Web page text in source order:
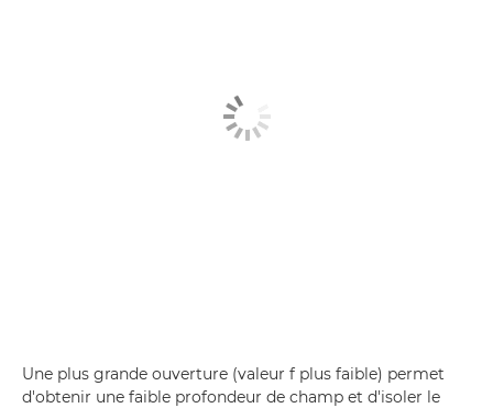
Une plus grande ouverture (valeur f plus faible) permet
d'obtenir une faible profondeur de champ et d'isoler le